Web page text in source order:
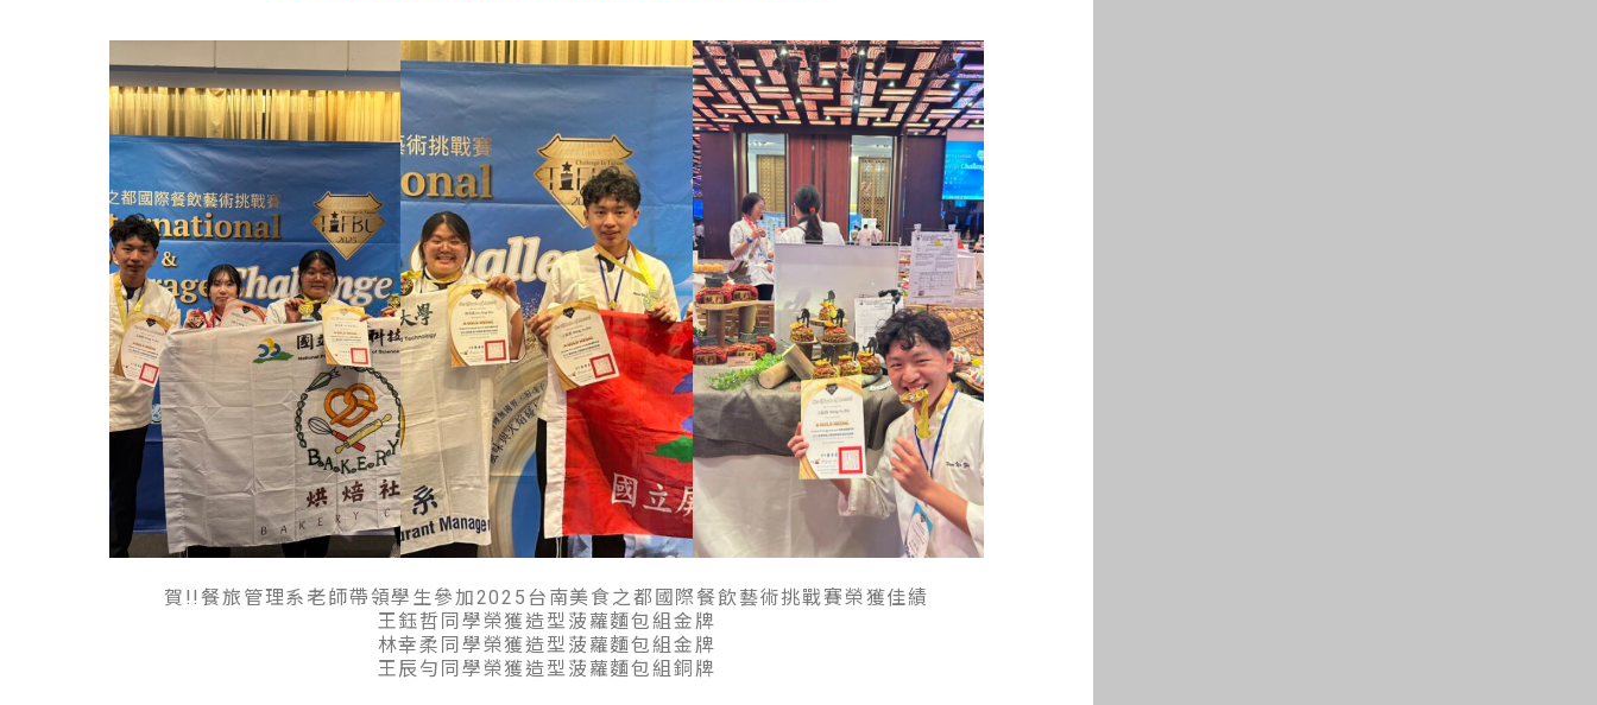
賀!!餐旅管理系老師帶領學生參加2025台南美食之都國際餐飲藝術挑戰賽榮獲佳績
王鈺哲同學榮獲造型菠蘿麵包組金牌
林幸柔同學榮獲造型菠蘿麵包組金牌
王辰勻同學榮獲造型菠蘿麵包組銅牌